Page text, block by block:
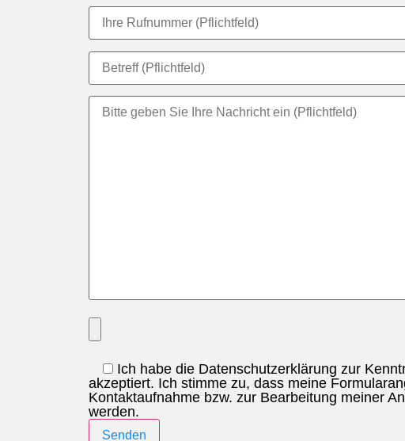
Ich habe die Datenschutzerklärung zur
akzeptiert. Ich stimme zu, dass meine
Kontaktaufnahme bzw. zur Bearbeitung meiner
werden.